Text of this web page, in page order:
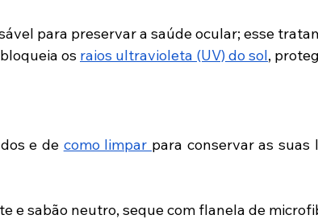
para preservar a saúde ocular; esse
os raios ultravioleta (UV) do sol,
e de como limpar para conservar as suas
e sabão neutro, seque com flanela de